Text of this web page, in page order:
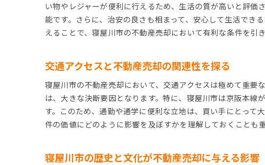
い物やレジャーが便利に行えるため、生活の質が高いと評
能です。さらに、治安の良さも相まって、安心して生活でき
えることで、寝屋川市の不動産売却において有利な条件を引
交通アクセスと不動産売却の関連性を探る
寝屋川市の不動産売却において、交通アクセスは極めて重要
は、大きな決断要因となります。特に、寝屋川市は京阪本
す。このため、通勤や通学に便利な立地は、買い手にとっ
件の価値にどのように影響を及ぼすかを理解しておくことも
寝屋川市の歴史と文化が不動産売却に与える影響